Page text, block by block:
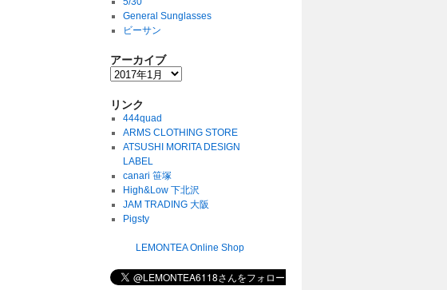
General Sunglasses
ビーサン
アーカイブ
リンク
444quad
ARMS CLOTHING STORE
ATSUSHI MORITA DESIGN
LABEL
canari 笹塚
High&Low 下北沢
JAM TRADING 大阪
Pigsty
LEMONTEA Online Shop